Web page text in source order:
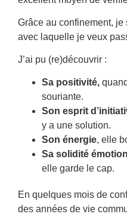
Grâce au confinement,
avec laquelle je veux
J’ai pu (re)découvrir :
Sa positivité,
souriante.
Son esprit
y a une solution.
Son énergie, elle
Sa solidité
elle garde le cap.
En quelques mois de
des années de vie